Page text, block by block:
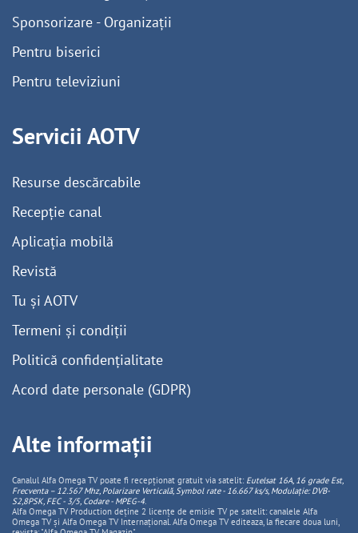
Sponsorizare - Organizații
Pentru biserici
Pentru televiziuni
Servicii AOTV
Resurse descărcabile
Recepție canal
Aplicația mobilă
Revistă
Tu și AOTV
Termeni și condiții
Politică confidențialitate
Acord date personale (GDPR)
Alte informații
Canalul Alfa Omega TV poate fi recepționat gratuit via satelit: Eutelsat 16A, 16 grade Est,
Frecventa – 12.567 Mhz, PolarizareVerticală, Symbol rate - 16.667 ks/s, Modulație: DVB-
S2,8PSK, FEC - 3/5, Codare - MPEG-4.
Alfa Omega TV Production deține 2 licențe de emisie TV pe satelit: canalele Alfa
Omega TV și Alfa Omega TV Internațional. Alfa Omega TV editeaza, la fiecare doua luni,